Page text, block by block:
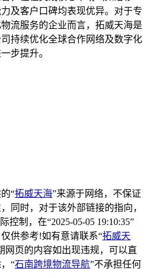
及客户口碑均表现优异。对于专
流服务的企业而言，拓威天海是
持续优化全球合作网络及数字化
步提升。
“拓威天海”来源于网络，不保证
同时，对于该外部链接的指向，
控制，在“2025-05-05 19:10:35”
供参考!如有意请联系“拓威天
网页的内容如出现违规，可以直
“石南跨境物流导航”不承担任何